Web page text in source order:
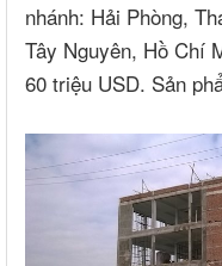
nhánh: Hải Phòng,
Tây Nguyên, Hồ Chí
60 triệu USD. Sản